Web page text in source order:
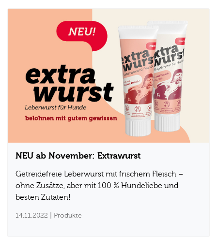
NEU ab November: Extrawurst
Getreidefreie Leberwurst mit frischem Fleisch –
ohne Zusätze, aber mit 100 % Hundeliebe und
besten Zutaten!
14.11.2022 | Produkte